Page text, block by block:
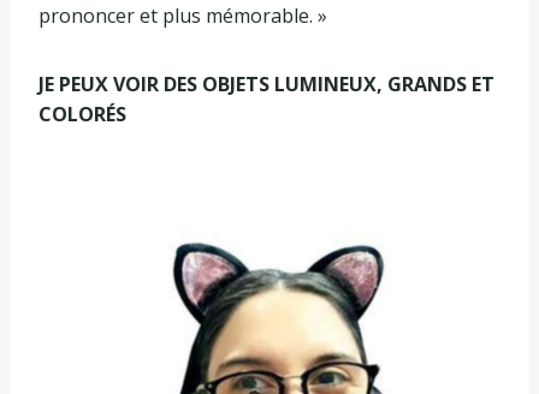
prononcer et plus mémorable. »
JE PEUX VOIR DES OBJETS LUMINEUX, GRANDS ET
COLORÉS